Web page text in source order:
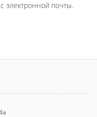
электронной почты.